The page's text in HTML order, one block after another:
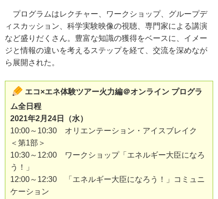
プログラムはレクチャー、ワークショップ、グループデ
ィスカッション、科学実験映像の視聴、専門家による講演
など盛りだくさん。豊富な知識の獲得をベースに、イメー
ジと情報の違いを考えるステップを経て、交流を深めなが
ら展開された。
エコ×エネ体験ツアー火力編＠オンライン プログラ
ム全日程
2021年2月24日（水）
10:00～10:30 オリエンテーション・アイスブレイク
＜第1部＞
10:30～12:00 ワークショップ「エネルギー大臣になろ
う！」
12:00～12:30 「エネルギー大臣になろう！」コミュニ
ケーション